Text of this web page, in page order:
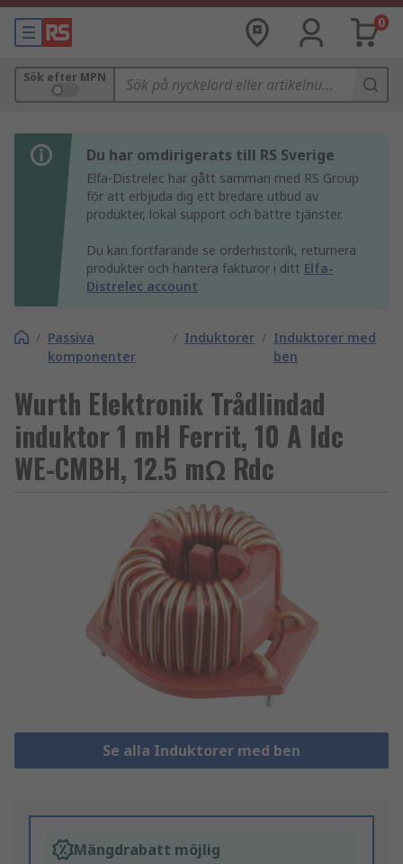
0
Sök efter MPN
Du har omdirigerats till RS Sverige
Elfa-Distrelec har gått samman med RS Group
för att erbjuda dig ett bredare utbud av
produkter, lokal support och bättre tjänster.
Du kan fortfarande se orderhistorik, returnera
produkter och hantera fakturor i ditt Elfa-
Distrelec account
/ Passiva
komponenter
/ Induktorer / Induktorer med
ben
Wurth Elektronik Trådlindad
induktor 1 mH Ferrit, 10 A Idc
WE-CMBH, 12.5 mΩ Rdc
Se alla Induktorer med ben
Mängdrabatt möjlig